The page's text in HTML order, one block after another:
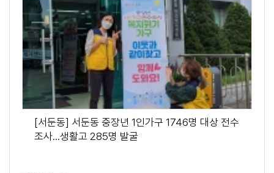
[서둔동] 서둔동 중장년 1인가구 1746명 대상 전수
조사...생활고 285명 발굴